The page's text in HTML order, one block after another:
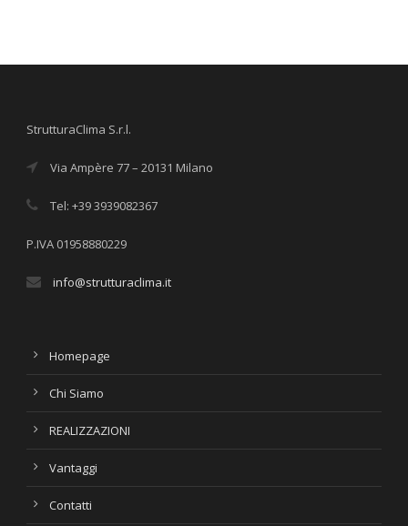
StrutturaClima S.r.l.
Via Ampère 77 – 20131 Milano
Tel: +39 3939082367
P.IVA 01958880229
info@strutturaclima.it
Homepage
Chi Siamo
REALIZZAZIONI
Vantaggi
Contatti